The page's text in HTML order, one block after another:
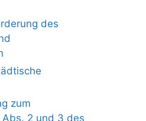
des
zum
2 und 3 des